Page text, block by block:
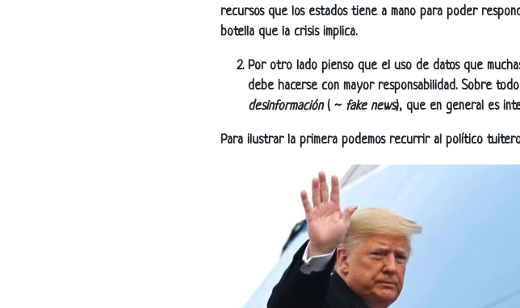
recursos que los estados tiene a mano para poder
botella que la crisis implica.
Por otro lado pienso que el uso de datos que
debe hacerse con mayor responsabilidad. Sobre
desinformación( ~ fake news), que en general es
Para ilustrar la primera podemos recurrir al político tuitero